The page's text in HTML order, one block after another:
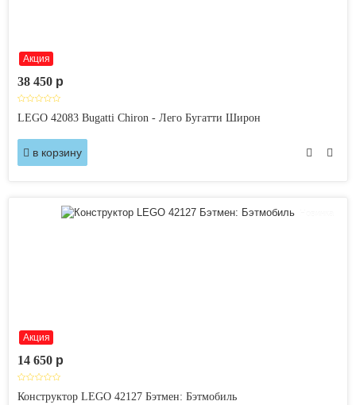
Акция
38 450 p
LEGO 42083 Bugatti Chiron - Лего Бугатти Широн
в корзину
Акция
14 650 p
Конструктор LEGO 42127 Бэтмен: Бэтмобиль